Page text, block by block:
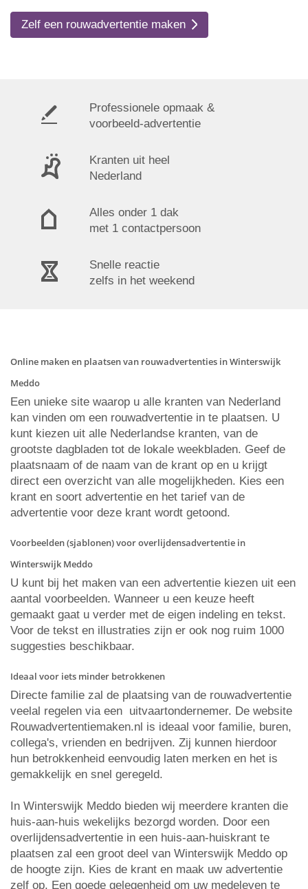
Zelf een rouwadvertentie maken
Professionele opmaak &
voorbeeld-advertentie
Kranten uit heel
Nederland
Alles onder 1 dak
met 1 contactpersoon
Snelle reactie
zelfs in het weekend
Online maken en plaatsen van rouwadvertenties in Winterswijk
Meddo
Een unieke site waarop u alle kranten van Nederland
kan vinden om een rouwadvertentie in te plaatsen. U
kunt kiezen uit alle Nederlandse kranten, van de
grootste dagbladen tot de lokale weekbladen. Geef de
plaatsnaam of de naam van de krant op en u krijgt
direct een overzicht van alle mogelijkheden. Kies een
krant en soort advertentie en het tarief van de
advertentie voor deze krant wordt getoond.
Voorbeelden (sjablonen) voor overlijdensadvertentie in
Winterswijk Meddo
U kunt bij het maken van een advertentie kiezen uit een
aantal voorbeelden. Wanneer u een keuze heeft
gemaakt gaat u verder met de eigen indeling en tekst.
Voor de tekst en illustraties zijn er ook nog ruim 1000
suggesties beschikbaar.
Ideaal voor iets minder betrokkenen
Directe familie zal de plaatsing van de rouwadvertentie
veelal regelen via een uitvaartondernemer. De website
Rouwadvertentiemaken.nl is ideaal voor familie, buren,
collega's, vrienden en bedrijven. Zij kunnen hierdoor
hun betrokkenheid eenvoudig laten merken en het is
gemakkelijk en snel geregeld.
In Winterswijk Meddo bieden wij meerdere kranten die
huis-aan-huis wekelijks bezorgd worden. Door een
overlijdensadvertentie in een huis-aan-huiskrant te
plaatsen zal een groot deel van Winterswijk Meddo op
de hoogte zijn. Kies de krant en maak uw advertentie
zelf op. Een goede gelegenheid om uw medeleven te